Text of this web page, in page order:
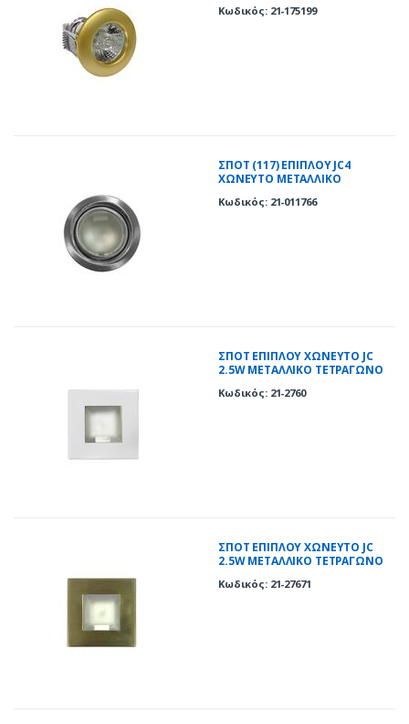
Κωδικός: 21-175199
ΣΠΟΤ (117) ΕΠΙΠΛΟΥ JC4
ΧΩΝΕΥΤΟ ΜΕΤΑΛΛΙΚΟ
Κωδικός: 21-011766
ΣΠΟΤ ΕΠΙΠΛΟΥ ΧΩΝΕΥΤΟ JC
2.5W ΜΕΤΑΛΛΙΚΟ ΤΕΤΡΑΓΩΝΟ
Κωδικός: 21-2760
ΣΠΟΤ ΕΠΙΠΛΟΥ ΧΩΝΕΥΤΟ JC
2.5W ΜΕΤΑΛΛΙΚΟ ΤΕΤΡΑΓΩΝΟ
Κωδικός: 21-27671